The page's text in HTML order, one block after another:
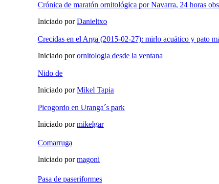
Crónica de maratón ornitológica por Navarra, 24 horas
Iniciado porDanieltxo
Crecidas en el Arga (2015-02-27): mirlo acuático y pato
Iniciado porornitologia desde la ventana
Nido de
Iniciado porMikel Tapia
Picogordo en Uranga´s park
Iniciado pormikelgar
Comarruga
Iniciado pormagoni
Pasa de paseriformes